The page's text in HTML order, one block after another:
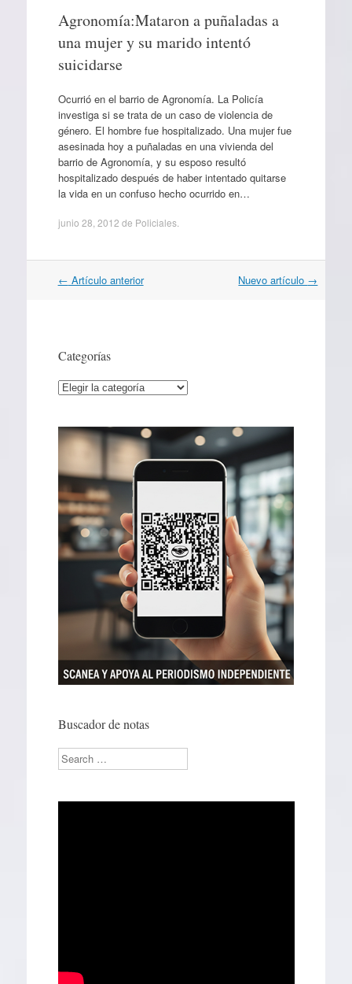
Agronomía:Mataron a puñaladas a
una mujer y su marido intentó
suicidarse
Ocurrió en el barrio de Agronomía. La Policía
investiga si se trata de un caso de violencia de
género. El hombre fue hospitalizado. Una mujer fue
asesinada hoy a puñaladas en una vivienda del
barrio de Agronomía, y su esposo resultó
hospitalizado después de haber intentado quitarse
la vida en un confuso hecho ocurrido en…
junio 28, 2012 de Policiales.
Navegación
← Artículo anterior Nuevo artículo →
Categorías
Categorías
Buscador de notas
Search